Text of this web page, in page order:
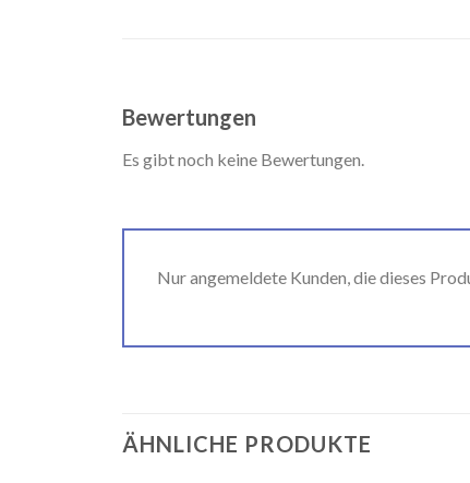
Bewertungen
Es gibt noch keine Bewertungen.
Nur angemeldete Kunden, die dieses
ÄHNLICHE PRODUKTE